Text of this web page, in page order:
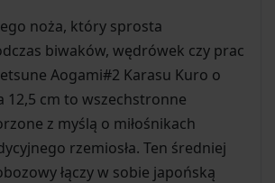
noża, który sprosta
biwaków, wędrówek czy prac
Aogami#2 Karasu Kuro o
12,5 cm to wszechstronne
z myślą o miłośnikach
rzemiosła. Ten średniej
łączy w sobie japońską